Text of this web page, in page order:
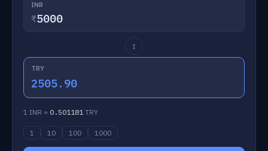
INR
₹
↕
TRY
2505.90
1 INR = 0.501181 TRY
1 10 100 1000